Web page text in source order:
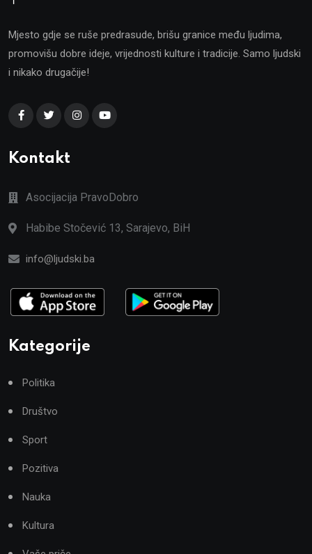
Mjesto gdje se ruše predrasude, brišu granice među ljudima,
promovišu dobre ideje, vrijednosti kulture i tradicije. Samo ljudski
i nikako drugačije!
Kontakt
Asocijacija PravoDobro
Habibe Stočević 13, Sarajevo, BiH
info@ljudski.ba
Kategorije
Politika
Društvo
Sport
Pozitiva
Nauka
Kultura